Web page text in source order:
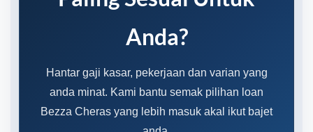
Anda?
Hantar gaji kasar, pekerjaan dan varian yang
anda minat. Kami bantu semak pilihan loan
Bezza Cheras yang lebih masuk akal ikut bajet